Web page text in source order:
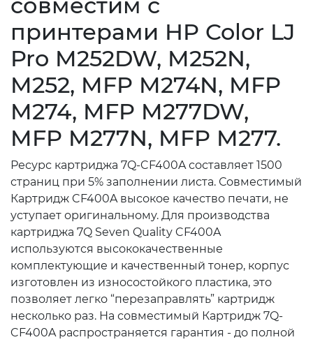
принтерами HP Color LJ
Pro M252DW, M252N,
M252, MFP M274N, MFP
M274, MFP M277DW,
MFP M277N, MFP M277.
Ресурс картриджа 7Q-CF400A составляет 1500
страниц при 5% заполнении листа. Совместимый
Картридж CF400A высокое качество печати, не
уступает оригинальному. Для производства
картриджа 7Q Seven Quality CF400A
используются высококачественные
комплектующие и качественный тонер, корпус
изготовлен из износостойкого пластика, это
позволяет легко “перезаправлять” картридж
несколько раз. На совместимый Картридж 7Q-
CF400A распространяется гарантия - до полной